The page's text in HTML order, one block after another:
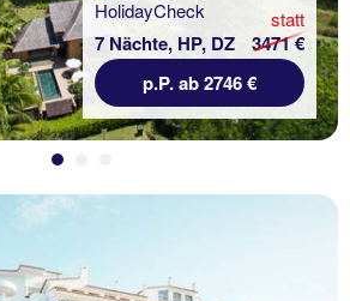
7 Nächte, HP, DZ
statt
3471 €
p.P. ab 2746 €